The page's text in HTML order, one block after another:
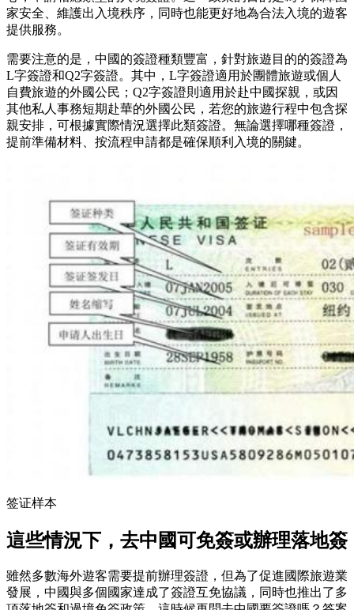
家安全、維護出入境秩序，同時也能更好地為合法入境的遊客
提供服務。
需要注意的是，中國的簽證種類豐富，針對旅遊目的的簽證為
L字簽證和Q2字簽證。其中，L字簽證適用於團體旅遊或個人
自費旅遊的外國公民；Q2字簽證則適用於赴中國探親，或因
其他私人事務短期赴華的外國公民，若您的旅遊行程中包含探
親安排，可根據實際情況選擇此類簽證。無論選擇哪種簽證，
提前準備材料、按流程申請都是確保順利入境的關鍵。
签证样本
這些情況下，去中國可免簽或辦理落地簽
雖然多數海外遊客需要提前辦理簽證，但為了促進國際旅遊業
發展，中國與多個國家達成了簽證互免協議，同時也推出了多